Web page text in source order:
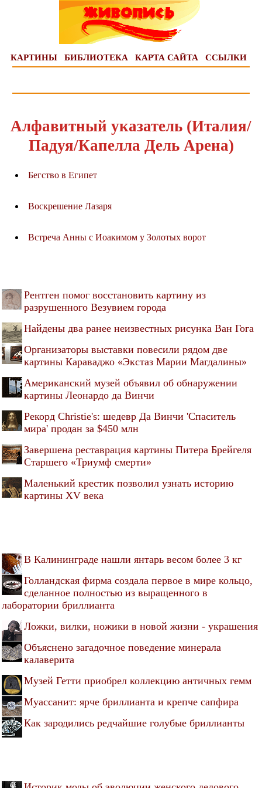
КАРТИНЫ БИБЛИОТЕКА КАРТА САЙТА ССЫЛКИ
Алфавитный указатель (Италия/
Падуя/Капелла Дель Арена)
Бегство в Египет
Воскрешение Лазаря
Встреча Анны с Иоакимом у Золотых ворот
Рентген помог восстановить картину из
разрушенного Везувием города
Найдены два ранее неизвестных рисунка Ван Гога
Организаторы выставки повесили рядом две
картины Караваджо «Экстаз Марии Магдалины»
Американский музей объявил об обнаружении
картины Леонардо да Винчи
Рекорд Christie's: шедевр Да Винчи 'Спаситель
мира' продан за $450 млн
Завершена реставрация картины Питера Брейгеля
Старшего «Триумф смерти»
Маленький крестик позволил узнать историю
картины XV века
В Калининграде нашли янтарь весом более 3 кг
Голландская фирма создала первое в мире кольцо,
сделанное полностью из выращенного в
лаборатории бриллианта
Ложки, вилки, ножики в новой жизни - украшения
Объяснено загадочное поведение минерала
калаверита
Музей Гетти приобрел коллекцию античных гемм
Муассанит: ярче бриллианта и крепче сапфира
Как зародились редчайшие голубые бриллианты